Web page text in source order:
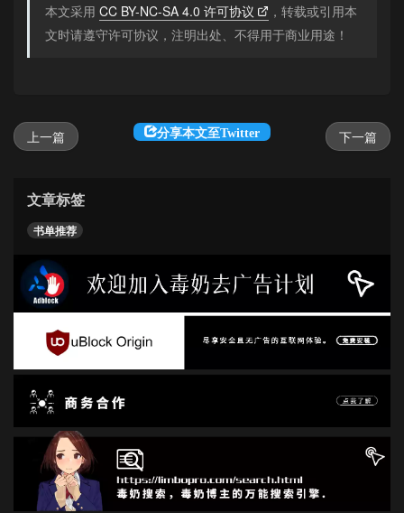
本文采用 CC BY-NC-SA 4.0 许可协议
，转载或引用本
文时请遵守许可协议，注明出处、不得用于商业用途！
下一篇
分享本文至Twitter
上一篇
文章标签
书单推荐